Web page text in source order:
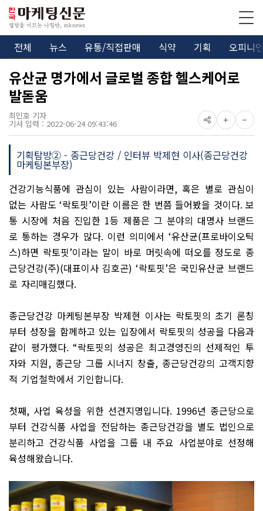
전체 뉴스 유통/직접판매 식약 기획 오피니
유산균 명가에서 글로벌 종합 헬스케어로
발돋움
최민호 기자
기사 입력 : 2022-06-24 09:43:46
기획탐방② - 종근당건강 / 인터뷰 박제현 이사(종근당건강
마케팅본부장)
건강기능식품에 관심이 있는 사람이라면, 혹은 별로 관심이
없는 사람도 ‘락토핏’이란 이름은 한 번쯤 들어봤을 것이다. 보
통 시장에 처음 진입한 1등 제품은 그 분야의 대명사 브랜드
로 통하는 경우가 많다. 이런 의미에서‘유산균(프로바이오틱
스)하면 락토핏’이라는 말이 바로 머릿속에 떠오를 정도로 종
근당건강(주)(대표이사 김호곤) ‘락토핏’은 국민유산균 브랜드
로 자리매김했다.
종근당건강 마케팅본부장 박제현 이사는 락토핏의 초기 론칭
부터 성장을 함께하고 있는 입장에서 락토핏의 성공을 다음과
같이 평가했다. “락토핏의 성공은 최고경영진의 선제적인 투
자와 지원, 종근당 그룹 시너지 창출, 종근당건강의 고객지향
적 기업철학에서 기인합니다.
첫째, 사업 육성을 위한 선견지명입니다. 1996년 종근당으로
부터 건강식품 사업을 전담하는 종근당건강을 별도 법인으로
분리하고 건강식품 사업을 그룹 내 주요 사업분야로 선정해
육성해왔습니다.